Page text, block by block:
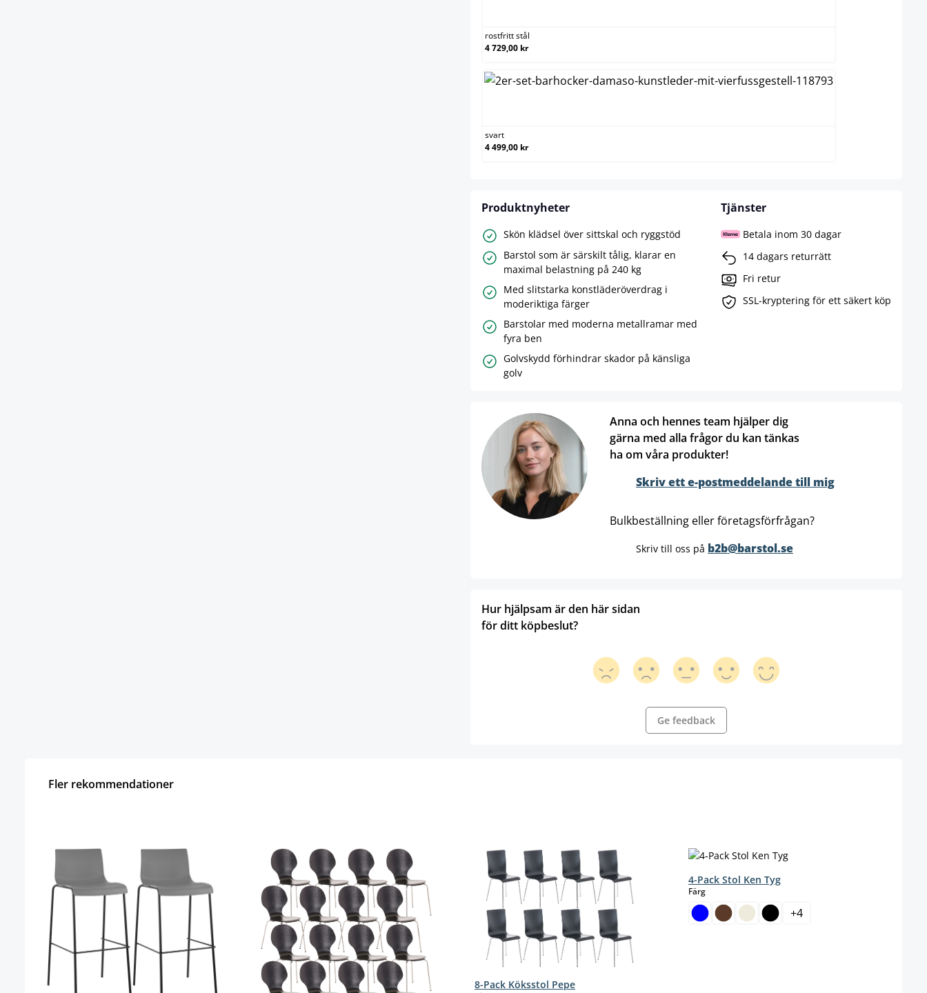
rostfritt stål
4 729,00 kr
svart
4 499,00 kr
Produktnyheter
Skön klädsel över sittskal och ryggstöd
Barstol som är särskilt tålig, klarar en
maximal belastning på 240 kg
Med slitstarka konstläderöverdrag i
moderiktiga färger
Barstolar med moderna metallramar med
fyra ben
Golvskydd förhindrar skador på känsliga
golv
Tjänster
Betala inom 30 dagar
14 dagars returrätt
Fri retur
SSL-kryptering för ett säkert köp
Anna och hennes team hjälper dig
gärna med alla frågor du kan tänkas
ha om våra produkter!
Skriv ett e-postmeddelande till mig
Bulkbeställning eller företagsförfrågan?
Skriv till oss på b2b@barstol.se
Hur hjälpsam är den här sidan
för ditt köpbeslut?
Ge feedback
Fler rekommendationer
8-Pack Köksstol Pepe
4-Pack Stol Ken Tyg
Färgselect
+4